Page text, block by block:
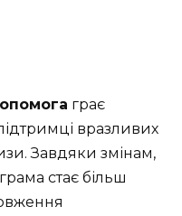
грає
вразливих
Завдяки змінам,
стає більш